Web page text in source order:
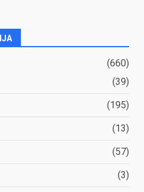
(660)
(39)
(195)
(13)
(57)
(3)